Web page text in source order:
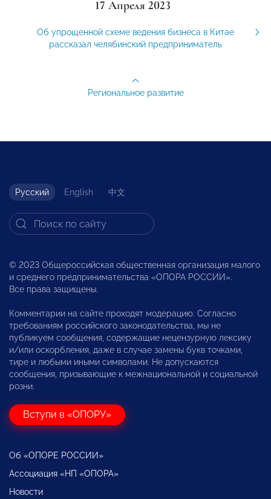
17 Апреля 2023
Об упрощенной схеме ведения бизнеса в Китае
рассказал челябинский предприниматель
Региональное развитие
Русский English 中文
© 2023 Общероссийская общественная организация малого
и среднего предпринимательства «ОПОРА РОССИИ».
Все права защищены.
Комментарии на сайте проходят модерацию. Согласно
требованиям российского законодательства, мы не
публикуем сообщения, содержащие нецензурную лексику
и/или оскорбления, даже в случае замены букв точками,
тире и любыми иными символами. Не допускаются
сообщения, призывающие к межнациональной и социальной
розни.
Вступи в «ОПОРУ»
Об «ОПОРЕ РОССИИ»
Ассоциация «НП «ОПОРА»
Новости